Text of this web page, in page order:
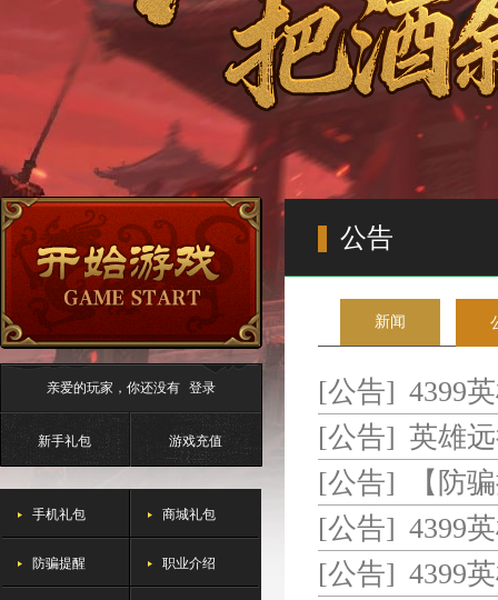
亲爱的玩家，你还没有 登录
新手礼包 游戏充值
手机礼包 商城礼包
防骗提醒 职业介绍
公告
新闻
[公告] 4399
[公告] 英雄
[公告]
【防
骗局
[公告] 4399
[公告] 4399